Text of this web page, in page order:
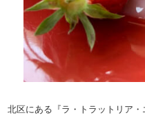
北区にある『ラ・トラットリア・